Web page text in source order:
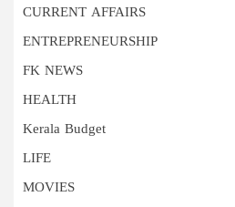
CURRENT AFFAIRS
ENTREPRENEURSHIP
FK NEWS
HEALTH
Kerala Budget
LIFE
MOVIES